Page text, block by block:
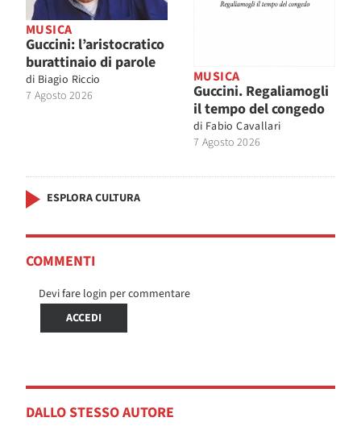
MUSICA
Guccini: l’aristocratico
burattinaio di parole
di Biagio Riccio
7 Agosto 2026
MUSICA
Guccini. Regaliamogli
il tempo del congedo
di Fabio Cavallari
7 Agosto 2026
ESPLORA CULTURA
COMMENTI
Devi fare login per commentare
ACCEDI
DALLO STESSO AUTORE